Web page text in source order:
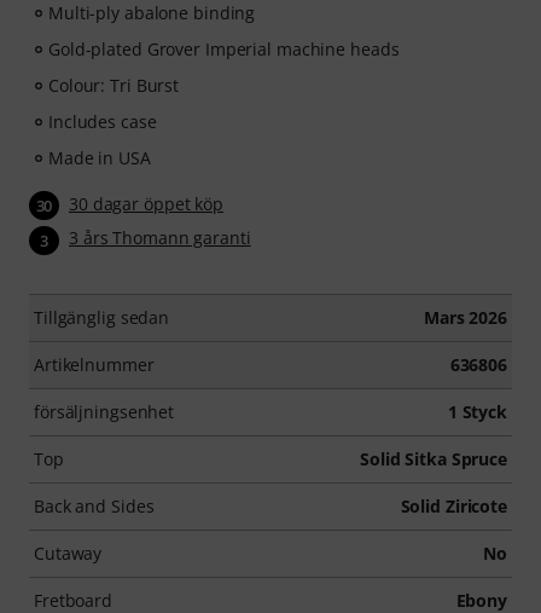
Multi-ply abalone binding
Gold-plated Grover Imperial machine heads
Colour: Tri Burst
Includes case
Made in USA
30 30 dagar öppet köp
3 3 års Thomann garanti
Tillgänglig sedan Mars 2026
Artikelnummer 636806
försäljningsenhet 1 Styck
Top Solid Sitka Spruce
Back and Sides Solid Ziricote
Cutaway No
Fretboard Ebony